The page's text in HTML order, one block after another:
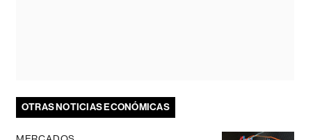
OTRAS NOTICIAS ECONÓMICAS